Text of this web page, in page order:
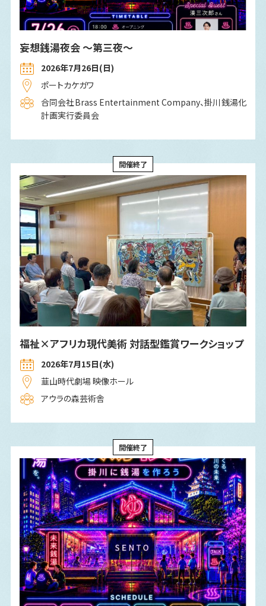
妄想銭湯夜会 〜第三夜〜
2026年7月26日(日)
ポートカケガワ
合同会社Brass Entertainment Company、掛川銭湯化
計画実行委員会
開催終了
福祉×アフリカ現代美術 対話型鑑賞ワークショップ
2026年7⽉15⽇(水)
韮山時代劇場 映像ホール
アウラの森芸術舎
開催終了